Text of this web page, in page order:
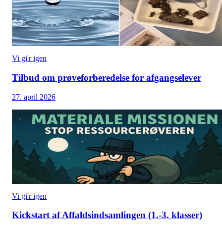
Vi gi'r igen
Tilbud om prøveforberedelse for afgangselever
27. april 2026
Vi gi'r igen
Kickstart af Affaldsindsamlingen (1.-3. klasser)